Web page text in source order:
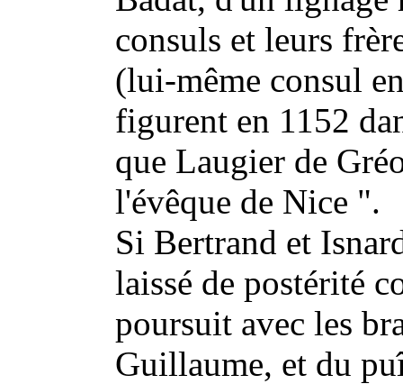
consuls et leurs
(lui-même consul
figurent en 1152
que Laugier de
l'évêque de Nice ".
Si Bertrand et
laissé de postérité
poursuit avec les
Guillaume, et du